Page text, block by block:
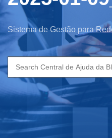
Sistema de Gestão para
Search
for: